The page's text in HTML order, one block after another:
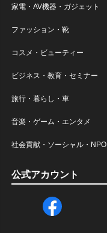
家電・AV機器・ガジェット
ファッション・靴
コスメ・ビューティー
ビジネス・教育・セミナー
旅行・暮らし・車
音楽・ゲーム・エンタメ
社会貢献・ソーシャル・NPO
公式アカウント